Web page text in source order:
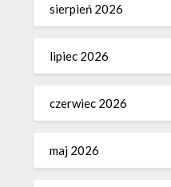
sierpień 2026
lipiec 2026
czerwiec 2026
maj 2026